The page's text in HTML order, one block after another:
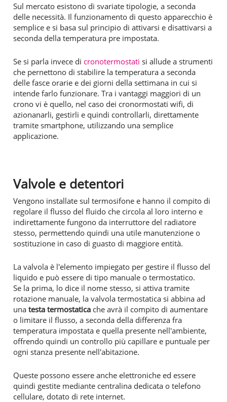
Sul mercato esistono di svariate tipologie, a seconda
delle necessità. Il funzionamento di questo apparecchio è
semplice e si basa sul principio di attivarsi e disattivarsi a
seconda della temperatura pre impostata.
Se si parla invece di cronotermostati si allude a strumenti
che pernettono di stabilire la temperatura a seconda
delle fasce orarie e dei giorni della settimana in cui si
intende farlo funzionare. Tra i vantaggi maggiori di un
crono vi è quello, nel caso dei cronormostati wifi, di
azionanarli, gestirli e quindi controllarli, direttamente
tramite smartphone, utilizzando una semplice
applicazione.
Valvole e detentori
Vengono installate sul termosifone e hanno il compito di
regolare il flusso del fluido che circola al loro interno e
indirettamente fungono da interruttore del radiatore
stesso, permettendo quindi una utile manutenzione o
sostituzione in caso di guasto di maggiore entità.
La valvola è l'elemento impiegato per gestire il flusso del
liquido e può essere di tipo manuale o termostatico.
Se la prima, lo dice il nome stesso, si attiva tramite
rotazione manuale, la valvola termostatica si abbina ad
una testa termostatica che avrà il compito di aumentare
o limitare il flusso, a seconda della differenza fra
temperatura impostata e quella presente nell'ambiente,
offrendo quindi un controllo più capillare e puntuale per
ogni stanza presente nell'abitazione.
Queste possono essere anche elettroniche ed essere
quindi gestite mediante centralina dedicata o telefono
cellulare, dotato di rete internet.